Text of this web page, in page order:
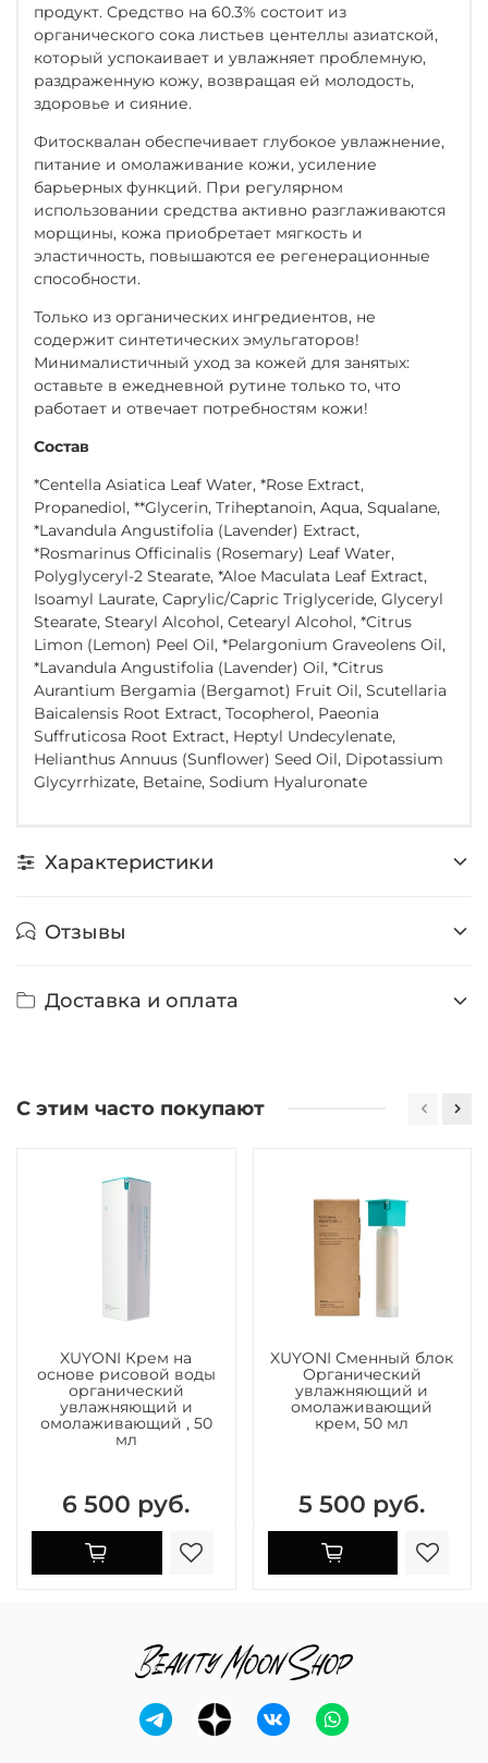
продукт. Средство на 60.3% состоит из
органического сока листьев центеллы азиатской,
который успокаивает и увлажняет проблемную,
раздраженную кожу, возвращая ей молодость,
здоровье и сияние.
Фитосквалан обеспечивает глубокое увлажнение,
питание и омолаживание кожи, усиление
барьерных функций. При регулярном
использовании средства активно разглаживаются
морщины, кожа приобретает мягкость и
эластичность, повышаются ее регенерационные
способности.
Только из органических ингредиентов, не
содержит синтетических эмульгаторов!
Минималистичный уход за кожей для занятых:
оставьте в ежедневной рутине только то, что
работает и отвечает потребностям кожи!
Состав
*Centella Asiatica Leaf Water, *Rose Extract,
Propanediol, **Glycerin, Triheptanoin, Aqua, Squalane,
*Lavandula Angustifolia (Lavender) Extract,
*Rosmarinus Officinalis (Rosemary) Leaf Water,
Polyglyceryl-2 Stearate, *Aloe Maculata Leaf Extract,
Isoamyl Laurate, Caprylic/Capric Triglyceride, Glyceryl
Stearate, Stearyl Alcohol, Cetearyl Alcohol, *Citrus
Limon (Lemon) Peel Oil, *Pelargonium Graveolens Oil,
*Lavandula Angustifolia (Lavender) Oil, *Citrus
Aurantium Bergamia (Bergamot) Fruit Oil, Scutellaria
Baicalensis Root Extract, Tocopherol, Paeonia
Suffruticosa Root Extract, Heptyl Undecylenate,
Helianthus Annuus (Sunflower) Seed Oil, Dipotassium
Glycyrrhizate, Betaine, Sodium Hyaluronate
Характеристики
Отзывы
Доставка и оплата
С этим часто покупают
XUYONI Крем на
основе рисовой воды
органический
увлажняющий и
омолаживающий , 50
мл
6 500 руб.
XUYONI Сменный блок
Органический
увлажняющий и
омолаживающий
крем, 50 мл
5 500 руб.